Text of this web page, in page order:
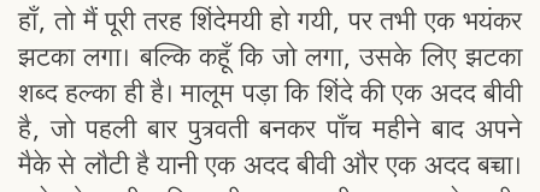
हाँ, तो मैं पूरी तरह शिंदेमयी हो गयी, पर तभी एक भयंकर
झटका लगा। बल्कि कहूँ कि जो लगा, उसके लिए झटका
शब्द हल्का ही है। मालूम पड़ा कि शिंदे की एक अदद बीवी
है, जो पहली बार पुत्रवती बनकर पाँच महीने बाद अपने
मैके से लौटी है यानी एक अदद बीवी और एक अदद बच्चा।